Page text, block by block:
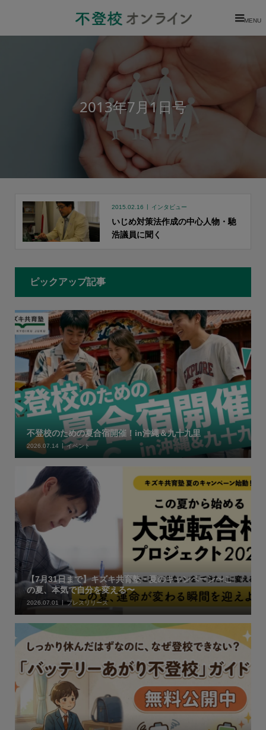
MENU
2013年7月1日号
2015.02.16 インタビュー
いじめ対策法作成の中心人物・馳
浩議員に聞く
ピックアップ記事
不登校のための夏合宿開催！in沖縄＆九十九里
2026.07.14 イベント
【7月31日まで】キズキ共育塾・夏のキャンペーン〜こ
の夏、本気で自分を変える〜
2026.07.01 プレスリリース